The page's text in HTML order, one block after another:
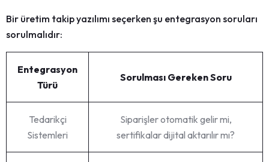
Bir üretim takip yazılımı seçerken şu entegrasyon soruları
sorulmalıdır:
Entegrasyon
Türü
Sorulması Gereken Soru
Tedarikçi
Sistemleri
Siparişler otomatik gelir mi,
sertifikalar dijital aktarılır mı?